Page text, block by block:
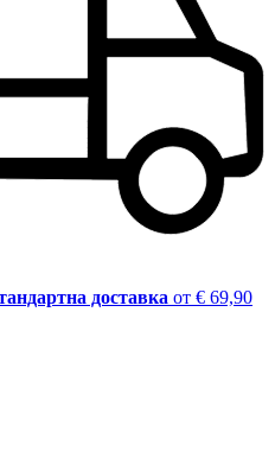
доставка от € 69,90